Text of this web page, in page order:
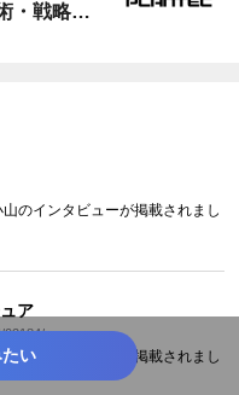
い
・戦略で
のインタビューが掲載されまし
ア
02184/
のインタビューが掲載されまし